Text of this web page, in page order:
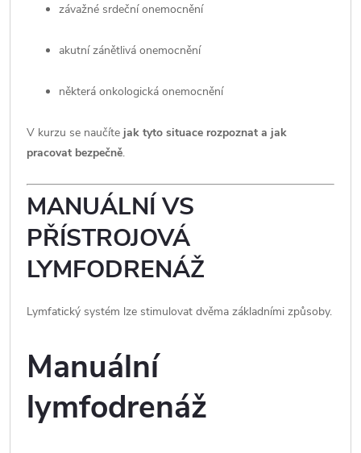
závažné srdeční onemocnění
akutní zánětlivá onemocnění
některá onkologická onemocnění
V kurzu se naučíte jak tyto situace rozpoznat a jak
pracovat bezpečně.
MANUÁLNÍ VS
PŘÍSTROJOVÁ
LYMFODRENÁŽ
Lymfatický systém lze stimulovat dvěma základními způsoby.
Manuální
lymfodrenáž